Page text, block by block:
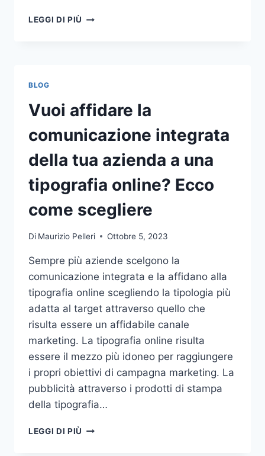
LEGGI DI PIÙ COME
BLOG
Vuoi affidare la
comunicazione integrata
della tua azienda a una
tipografia online? Ecco
come scegliere
Di Maurizio Pelleri Ottobre 5, 2023
Sempre più aziende scelgono la
comunicazione integrata e la affidano alla
tipografia online scegliendo la tipologia più
adatta al target attraverso quello che
risulta essere un affidabile canale
marketing. La tipografia online risulta
essere il mezzo più idoneo per raggiungere
i propri obiettivi di campagna marketing. La
pubblicità attraverso i prodotti di stampa
della tipografia…
LEGGI DI PIÙ VUOI